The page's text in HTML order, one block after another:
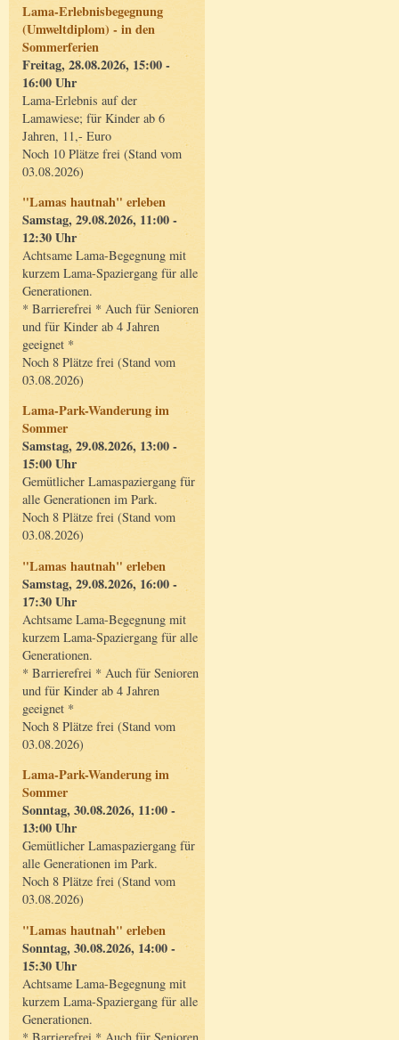
Lama-Erlebnisbegegnung
(Umweltdiplom) - in den
Sommerferien
Freitag, 28.08.2026, 15:00 -
16:00 Uhr
Lama-Erlebnis auf der
Lamawiese; für Kinder ab 6
Jahren, 11,- Euro
Noch 10 Plätze frei (Stand vom
03.08.2026)
"Lamas hautnah" erleben
Samstag, 29.08.2026, 11:00 -
12:30 Uhr
Achtsame Lama-Begegnung mit
kurzem Lama-Spaziergang für alle
Generationen.
* Barrierefrei * Auch für Senioren
und für Kinder ab 4 Jahren
geeignet *
Noch 8 Plätze frei (Stand vom
03.08.2026)
Lama-Park-Wanderung im
Sommer
Samstag, 29.08.2026, 13:00 -
15:00 Uhr
Gemütlicher Lamaspaziergang für
alle Generationen im Park.
Noch 8 Plätze frei (Stand vom
03.08.2026)
"Lamas hautnah" erleben
Samstag, 29.08.2026, 16:00 -
17:30 Uhr
Achtsame Lama-Begegnung mit
kurzem Lama-Spaziergang für alle
Generationen.
* Barrierefrei * Auch für Senioren
und für Kinder ab 4 Jahren
geeignet *
Noch 8 Plätze frei (Stand vom
03.08.2026)
Lama-Park-Wanderung im
Sommer
Sonntag, 30.08.2026, 11:00 -
13:00 Uhr
Gemütlicher Lamaspaziergang für
alle Generationen im Park.
Noch 8 Plätze frei (Stand vom
03.08.2026)
"Lamas hautnah" erleben
Sonntag, 30.08.2026, 14:00 -
15:30 Uhr
Achtsame Lama-Begegnung mit
kurzem Lama-Spaziergang für alle
Generationen.
* Barrierefrei * Auch für Senioren